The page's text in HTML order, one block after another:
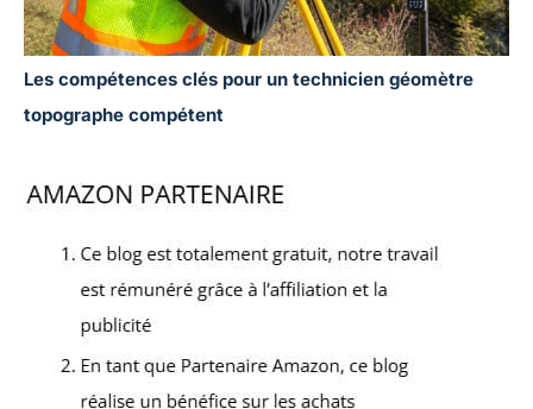
Les compétences clés pour un technicien géomètre
topographe compétent